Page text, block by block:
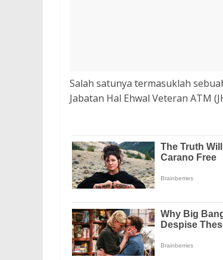
Salah satunya termasuklah
Jabatan Hal Ehwal Veteran ATM